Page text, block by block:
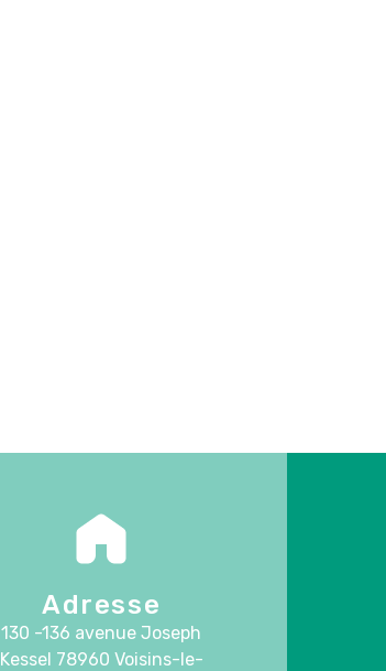
Adresse
130 -136 avenue Joseph
Kessel 78960 Voisins-le-